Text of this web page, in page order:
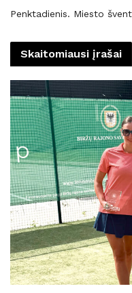
Penktadienis. Miesto
Skaitomiausi įrašai